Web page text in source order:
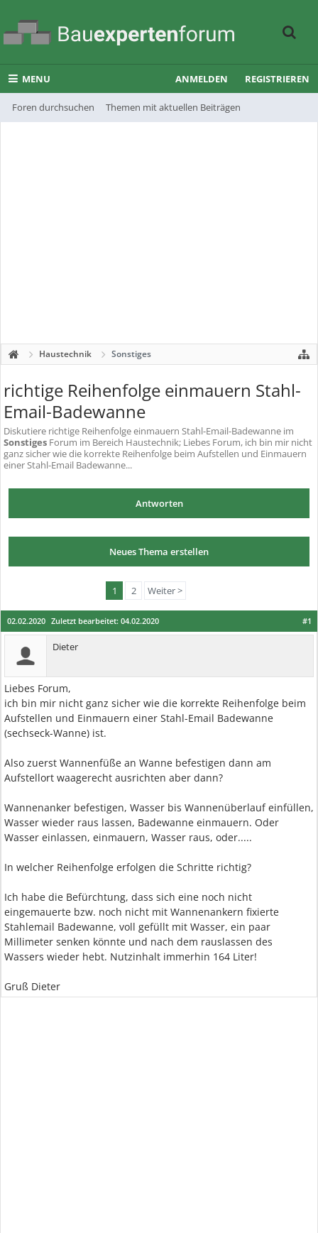
MENU
Foren durchsuchen Themen mit aktuellen Beiträgen
ANMELDEN REGISTRIEREN
Haustechnik Sonstiges
richtige Reihenfolge einmauern Stahl-
Email-Badewanne
Diskutiere richtige Reihenfolge einmauern Stahl-Email-Badewanne im
Sonstiges Forum im Bereich Haustechnik; Liebes Forum, ich bin mir nicht
ganz sicher wie die korrekte Reihenfolge beim Aufstellen und Einmauern
einer Stahl-Email Badewanne...
Antworten
Neues Thema erstellen
1 2 Weiter >
#1
02.02.2020 Zuletzt bearbeitet: 04.02.2020
Dieter
Liebes Forum,
ich bin mir nicht ganz sicher wie die korrekte Reihenfolge beim
Aufstellen und Einmauern einer Stahl-Email Badewanne
(sechseck-Wanne) ist.
Also zuerst Wannenfüße an Wanne befestigen dann am
Aufstellort waagerecht ausrichten aber dann?
Wannenanker befestigen, Wasser bis Wannenüberlauf einfüllen,
Wasser wieder raus lassen, Badewanne einmauern. Oder
Wasser einlassen, einmauern, Wasser raus, oder.....
In welcher Reihenfolge erfolgen die Schritte richtig?
Ich habe die Befürchtung, dass sich eine noch nicht
eingemauerte bzw. noch nicht mit Wannenankern fixierte
Stahlemail Badewanne, voll gefüllt mit Wasser, ein paar
Millimeter senken könnte und nach dem rauslassen des
Wassers wieder hebt. Nutzinhalt immerhin 164 Liter!
Gruß Dieter